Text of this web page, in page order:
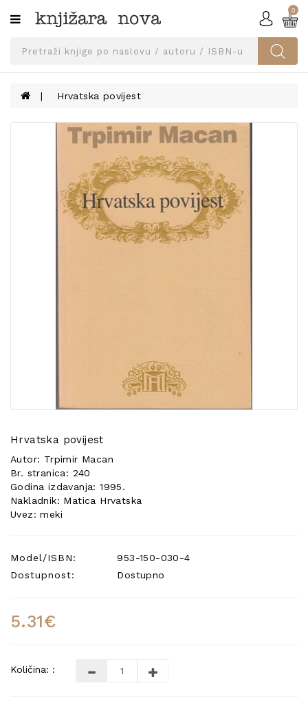
Kategorije
SVEUČILIŠNA
UDŽBENICI
KNJIGE
0
Hrvatska povijest
Hrvatska povijest
Autor: Trpimir Macan
Br. stranica: 240
Godina izdavanja: 1995.
Nakladnik: Matica Hrvatska
Uvez: meki
Model/ISBN:
953-150-030-4
Dostupnost:
Dostupno
5.31€
Količina: :